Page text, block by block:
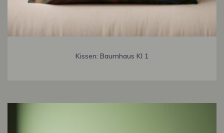
Kissen: Baumhaus KI 1